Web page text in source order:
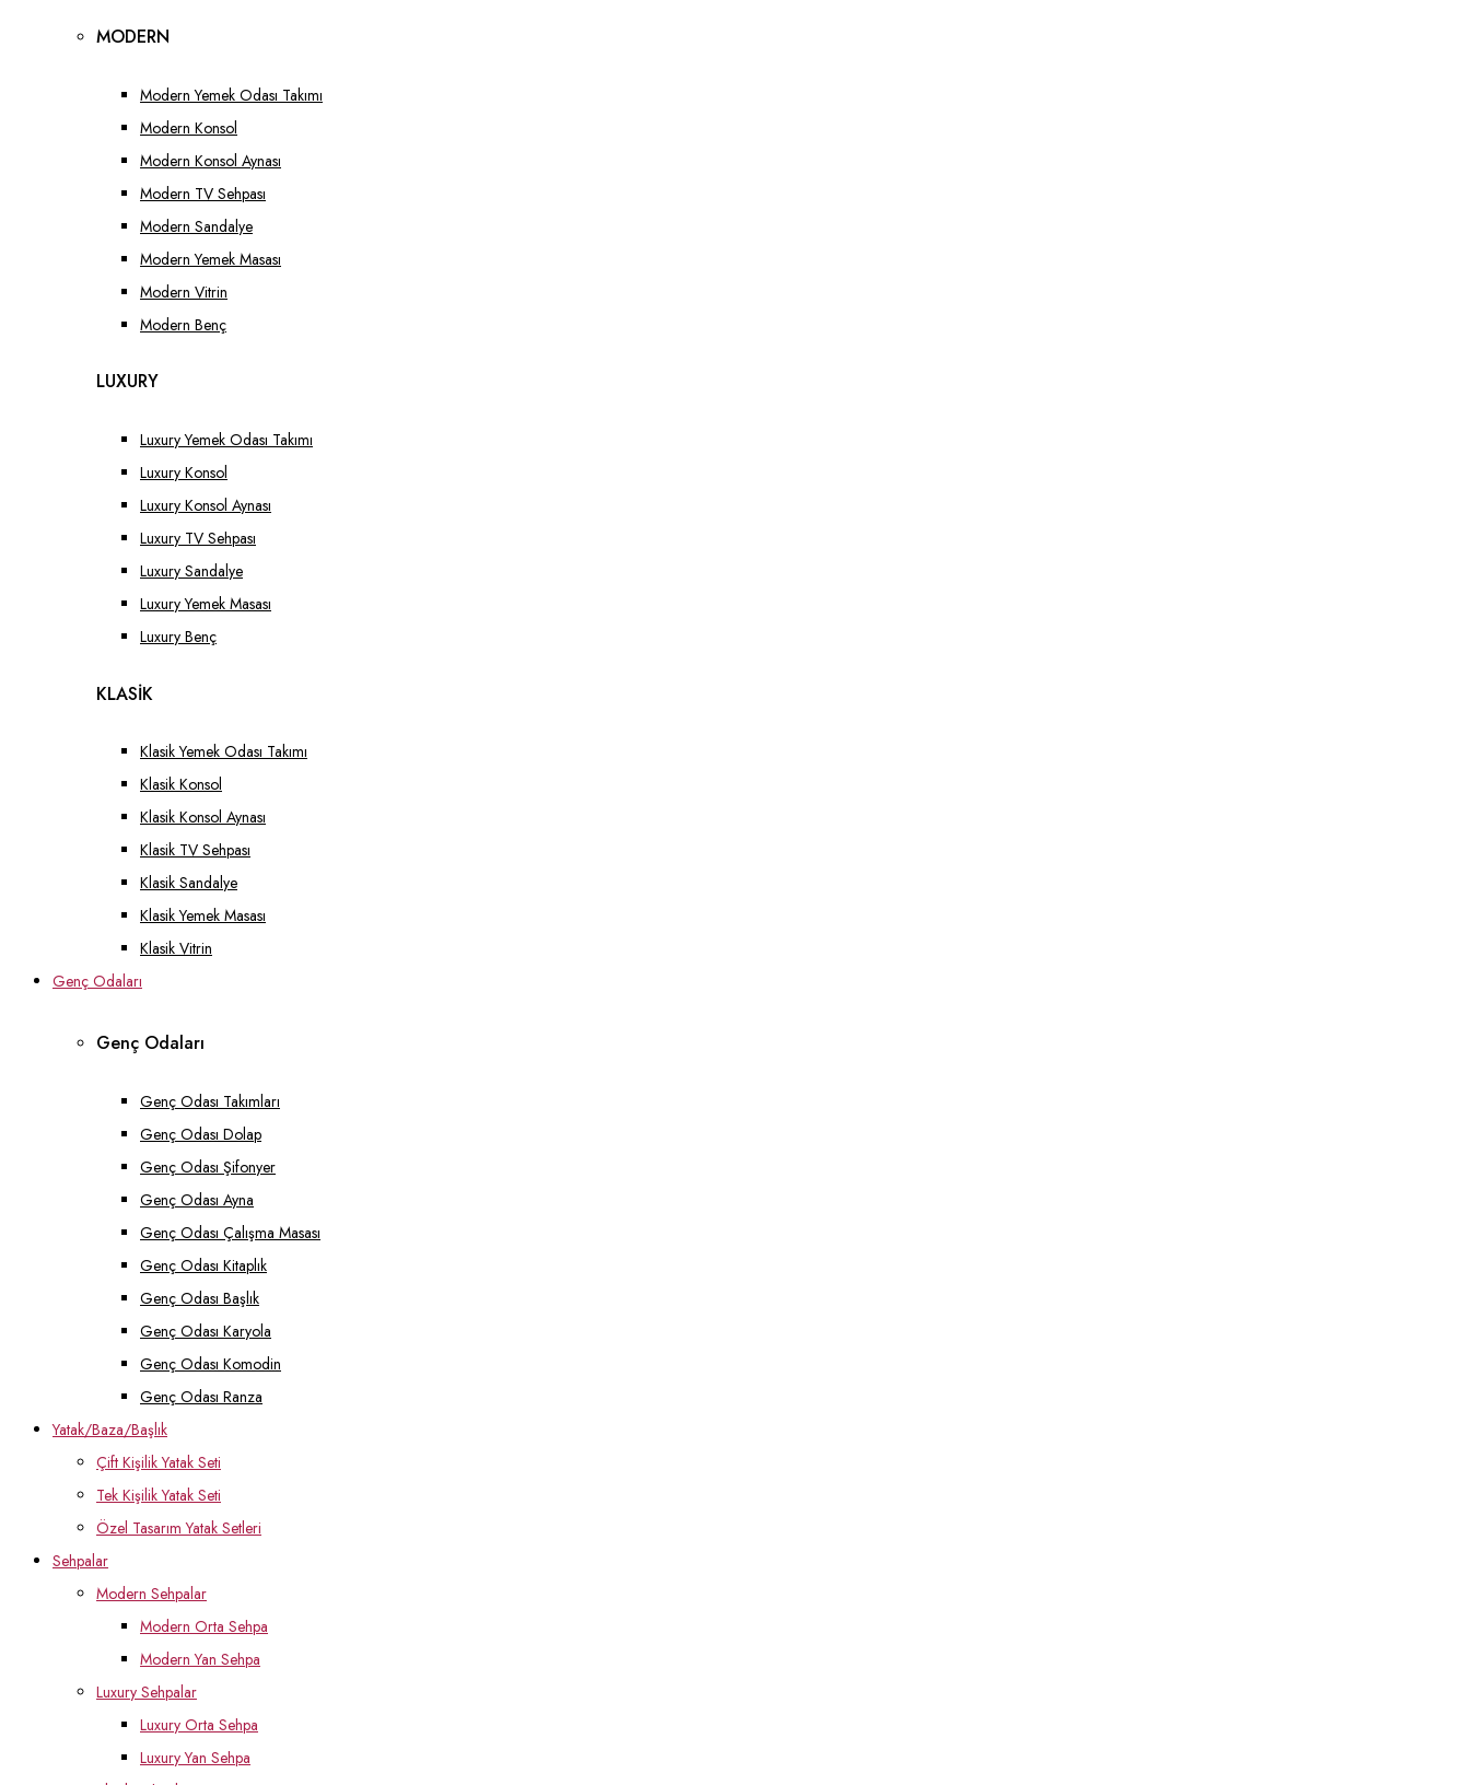
MODERN
Modern Yemek Odası Takımı
Modern Konsol
Modern Konsol Aynası
Modern TV Sehpası
Modern Sandalye
Modern Yemek Masası
Modern Vitrin
Modern Benç
LUXURY
Luxury Yemek Odası Takımı
Luxury Konsol
Luxury Konsol Aynası
Luxury TV Sehpası
Luxury Sandalye
Luxury Yemek Masası
Luxury Benç
KLASİK
Klasik Yemek Odası Takımı
Klasik Konsol
Klasik Konsol Aynası
Klasik TV Sehpası
Klasik Sandalye
Klasik Yemek Masası
Klasik Vitrin
Genç Odaları
Genç Odaları
Genç Odası Takımları
Genç Odası Dolap
Genç Odası Şifonyer
Genç Odası Ayna
Genç Odası Çalışma Masası
Genç Odası Kitaplık
Genç Odası Başlık
Genç Odası Karyola
Genç Odası Komodin
Genç Odası Ranza
Yatak/Baza/Başlık
Çift Kişilik Yatak Seti
Tek Kişilik Yatak Seti
Özel Tasarım Yatak Setleri
Sehpalar
Modern Sehpalar
Modern Orta Sehpa
Modern Yan Sehpa
Luxury Sehpalar
Luxury Orta Sehpa
Luxury Yan Sehpa